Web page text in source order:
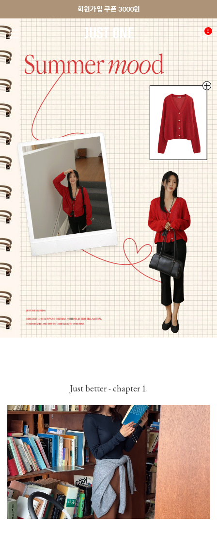
앱 다운로드 10% 할인쿠폰
🚀오늘출발상품 당일발송 배송중
회원가입 쿠폰 3000원
앱 다운로드 10% 할인쿠폰
0
NEW 7% BEST 🚀오늘출발 MADE . J 상의 팬츠
Just better - chapter 1.